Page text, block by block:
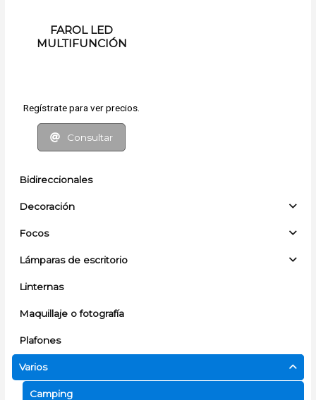
Bidireccionales
Decoración
Focos
Lámparas de escritorio
Linternas
Maquillaje o fotografía
Plafones
Varios
Camping
FAROL LED
MULTIFUNCIÓN
Regístrate para ver precios.
Consultar